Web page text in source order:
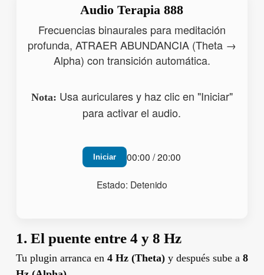
Audio Terapia 888
Frecuencias binaurales para meditación
profunda, ATRAER ABUNDANCIA (Theta →
Alpha) con transición automática.
Nota: Usa auriculares y haz clic en "Iniciar"
para activar el audio.
Iniciar 00:00 / 20:00
Estado: Detenido
1. El puente entre 4 y 8 Hz
Tu plugin arranca en 4 Hz (Theta)y después sube a 8